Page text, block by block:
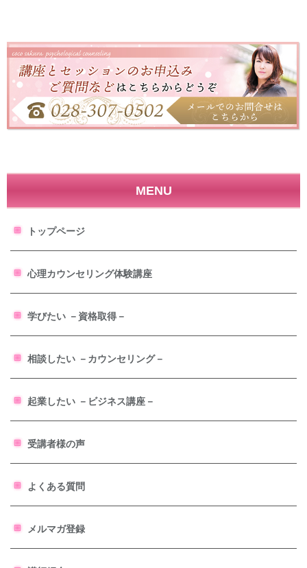
MENU
トップページ
心理カウンセリング体験講座
学びたい －資格取得－
相談したい －カウンセリング－
起業したい －ビジネス講座－
受講者様の声
よくある質問
メルマガ登録